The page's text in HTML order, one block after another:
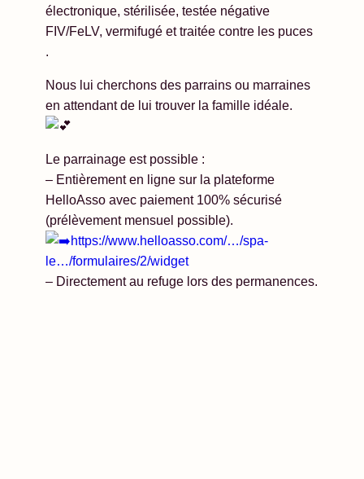
électronique, stérilisée, testée négative
FIV/FeLV, vermifugé et traitée contre les puces
.
Nous lui cherchons des parrains ou marraines
en attendant de lui trouver la famille idéale.
Le parrainage est possible :
– Entièrement en ligne sur la plateforme
HelloAsso avec paiement 100% sécurisé
(prélèvement mensuel possible).
https://www.helloasso.com/…/spa-
le…/formulaires/2/widget
– Directement au refuge lors des permanences.